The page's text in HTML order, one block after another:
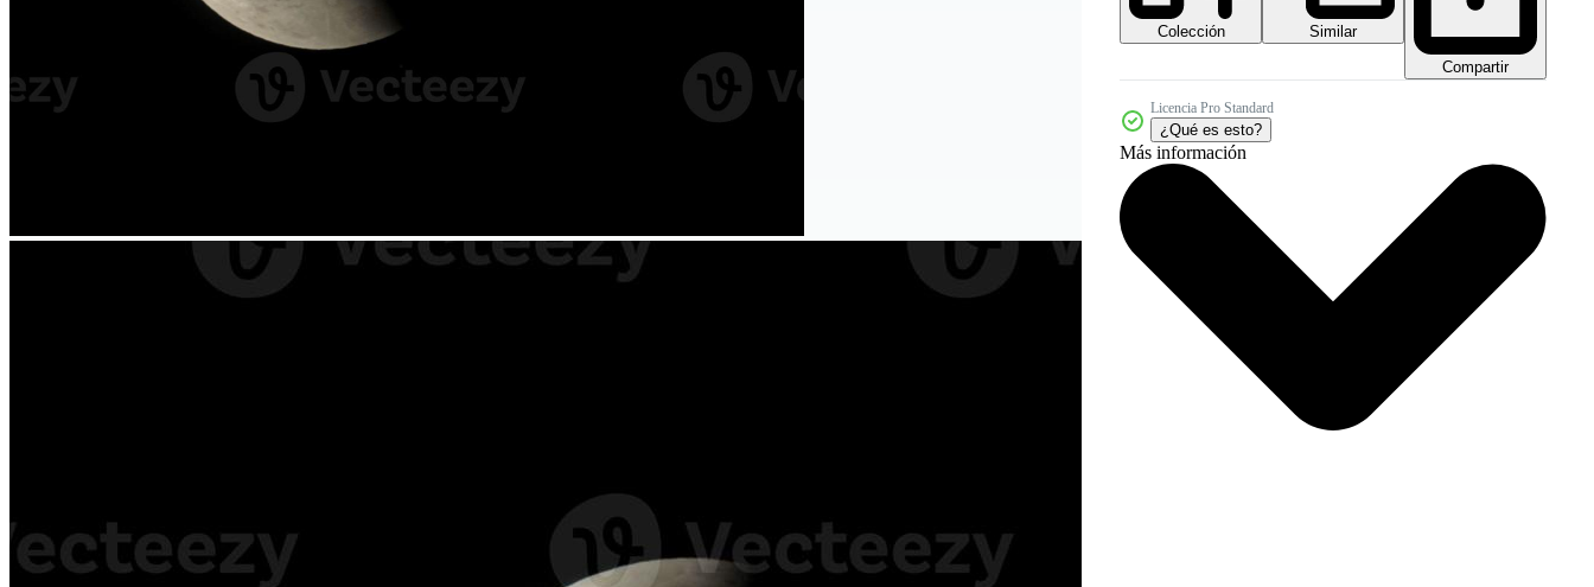
Colección
Similar
Compartir
Licencia Pro Standard
¿Qué es esto?
Más información